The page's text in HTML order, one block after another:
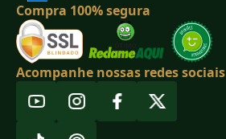
Compra 100% segura
Acompanhe nossas redes sociais